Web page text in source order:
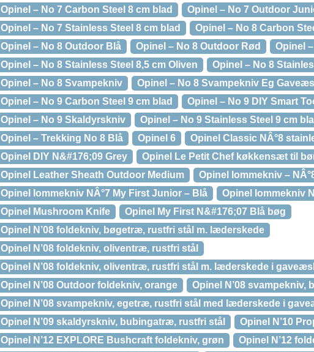
Opinel – No 7 Carbon Steel 8 cm blad
Opinel – No 7 Outdoor
Opinel – No 7 Stainless Steel 8 cm blad
Opinel – No 8 Carbon
Opinel – No 8 Outdoor Blå
Opinel – No 8 Outdoor Rød
Opinel
Opinel – No 8 Stainless Steel 8,5 cm Oliven
Opinel – No 8
Opinel – No 8 Svampekniv
Opinel – No 8 Svampekniv Eg
Opinel – No 9 Carbon Steel 9 cm blad
Opinel – No 9 DIY Smart
Opinel – No 9 Skaldyrskniv
Opinel – No 9 Stainless Steel 9 cm
Opinel – Trekking No 8 Blå
Opinel 6
Opinel Classic NÂ°8
Opinel DIY N&#176;09 Grey
Opinel Le Petit Chef køkkensæt til
Opinel Leather Sheath Outdoor Medium
Opinel lommekniv –
Opinel lommekniv NÂ°7 My First Junior – Blå
Opinel lommekniv
Opinel Mushroom Knife
Opinel My First N&#176;07 Blå bøg
Opinel N’08 foldekniv, bøgetræ, rustfri stål m. læderskede
Opinel N’08 foldekniv, oliventræ, rustfri stål
Opinel N’08 foldekniv, oliventræ, rustfri stål m. læderskede i
Opinel N’08 Outdoor foldekniv, orange
Opinel N’08 svampekniv,
Opinel N’08 svampekniv, egetræ, rustfri stål med læderskede i
Opinel N’09 skaldyrskniv, bubingatræ, rustfri stål
Opinel N’10
Opinel N’12 EXPLORE Bushcraft foldekniv, grøn
Opinel N’12